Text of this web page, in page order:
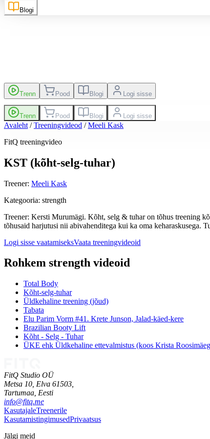
Blogi
Trenn Pood Blogi Logi sisse
Trenn Pood Blogi Logi sisse
Avaleht /Treeningvideod /Meeli Kask
FitQ treeningvideo
KST (kõht-selg-tuhar)
Treener: Meeli Kask
Kategooria: strength
Treener: Kersti Murumägi. Kõht, selg & tuhar on tõhus treening
tõhusaid harjutusi nii abivahenditega kui ka oma keharaskusega.
Logi sisse vaatamiseksVaata treeningvideoid
Rohkem strength videoid
Total Body
Kõht-selg-tuhar
Üldkehaline treening (jõud)
Tabata
Elu Parim Vorm #41. Krete Junson, Jalad-käed-kere
Brazilian Booty Lift
Kõht - Selg - Tuhar
ÜKE ehk Üldkehaline ettevalmistus (koos Krista
FitQ Studio OÜ
Metsa 10, Elva 61503,
Tartumaa, Eesti
info@fitq.me
KasutajaleTreenerile
KasutamistingimusedPrivaatsus
Jälgi meid